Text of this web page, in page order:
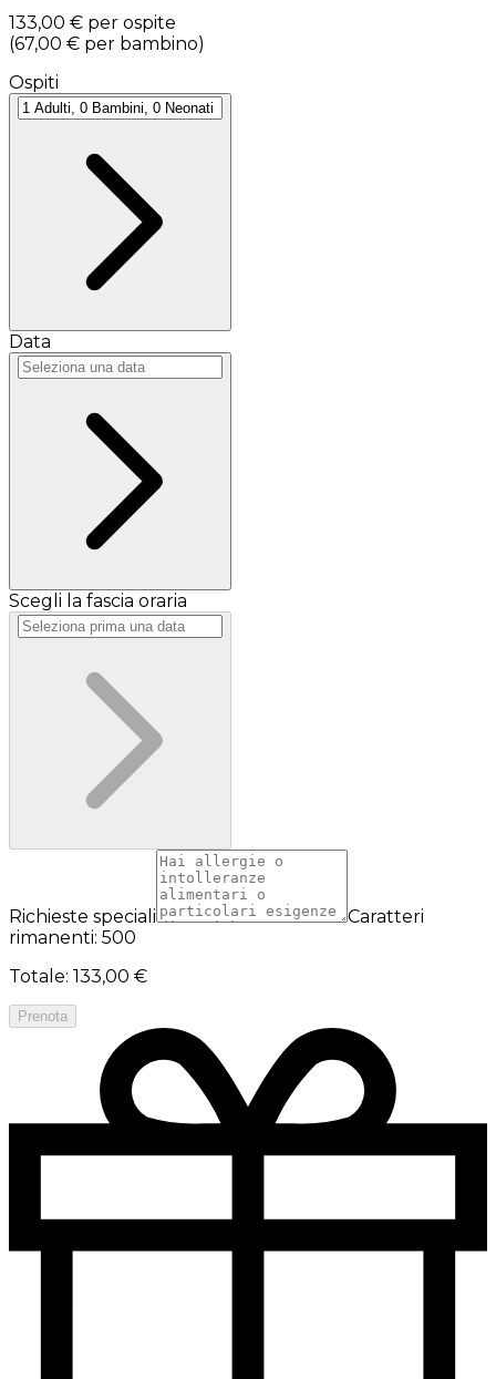
133,00 € per ospite
(67,00 € per bambino)
Ospiti
Data
Scegli la fascia oraria
Richieste speciali
Caratteri
rimanenti: 500
Totale: 133,00 €
Prenota